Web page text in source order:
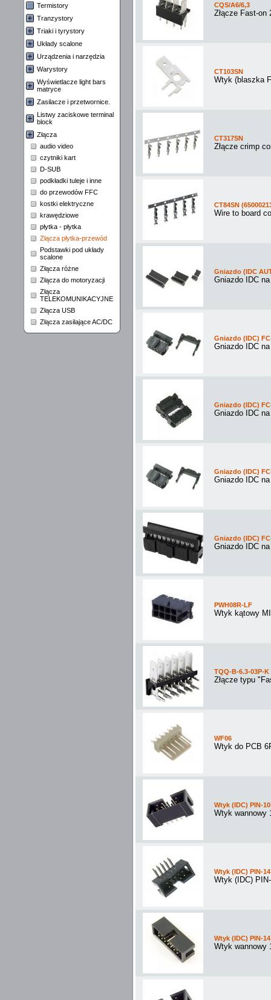
Termistory
Tranzystory
Triaki i tyrystory
Układy scalone
Urządzenia i narzędzia
Warystory
Wyświetlacze light bars
matryce
Zasilacze i przetwornice.
Listwy zaciskowe terminal
block
Złącza
audio video
czytniki kart
D-SUB
podkładki tuleje i inne
do przewodów FFC
kostki elektryczne
krawędziowe
płytka - płytka
Złącza płytka-przewód
Podstawki pod układy
scalone
Złącza różne
Złącza do motoryzacji
Złącza
TELEKOMUNIKACYJNE
Złącza USB
Złącza zasilające AC/DC
CQS/A6/6,3
Złącze Fast-
CT103SN
Wtyk (blaszka
CT317SN
Złącze crimp
CT84SN
Wire to board
Gniazdo (IDC
Gniazdo IDC
Gniazdo (IDC)
Gniazdo IDC
Gniazdo (IDC)
Gniazdo IDC
Gniazdo (IDC)
Gniazdo IDC
Gniazdo (IDC)
Gniazdo IDC
PWH08R-LF
Wtyk kątowy
TQQ-B-6.3-03P-K
Złącze typu
WF06
Wtyk do PCB
Wtyk (IDC) PIN-
Wtyk wannowy
Wtyk (IDC) PIN-
Wtyk (IDC)
Wtyk (IDC) PIN-
Wtyk wannowy